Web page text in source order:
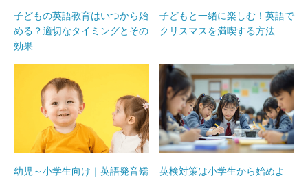
子どもの英語教育はいつから始
める？適切なタイミングとその
効果
子どもと一緒に楽しむ！英語で
クリスマスを満喫する方法
幼児～小学生向け｜英語発音矯
英検対策は小学生から始めよ